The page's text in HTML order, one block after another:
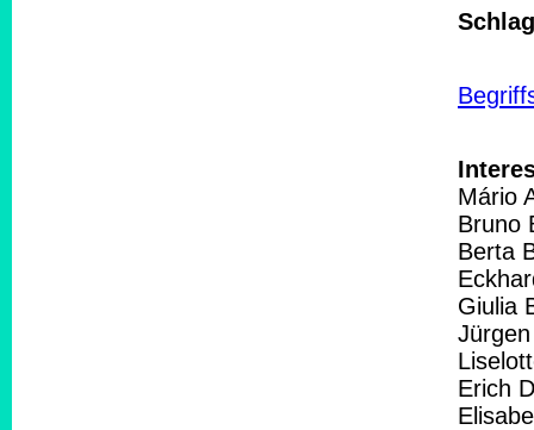
Mário
Bruno
Berta
Giulia
Erich